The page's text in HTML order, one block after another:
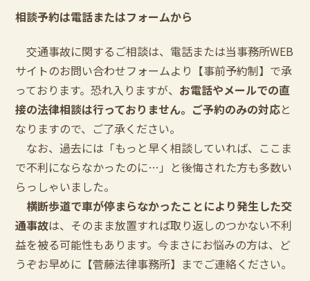
相談予約は電話またはフォームから
交通事故に関するご相談は、電話または当事務所WEB
サイトのお問い合わせフォームより【事前予約制】で承
っております。恐れ入りますが、 お電話やメールでの直
接の法律相談は行っておりません。ご予約のみの対応と
なりますので、ご了承ください。
なお、過去には「もっと早く相談していれば、ここま
で不利にならなかったのに…」と後悔された方も多数い
らっしゃいました。
横断歩道で車が停まらなかったことにより発生した交
通事故は、そのまま放置すれば取り返しのつかない不利
益を被る可能性もあります。今まさにお悩みの方は、ど
うぞお早めに【菅藤法律事務所】までご連絡ください。